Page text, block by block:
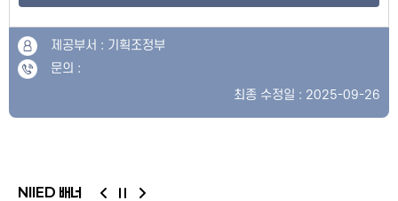
제공부서 : 기획조정부
문의 :
최종 수정일 : 2025-09-26
NIIED 배너